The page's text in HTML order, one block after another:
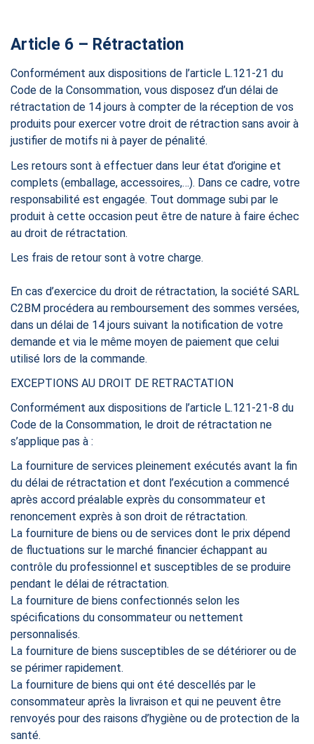
Article 6 – Rétractation
Conformément aux dispositions de l’article L.121-21 du
Code de la Consommation, vous disposez d’un délai de
rétractation de 14 jours à compter de la réception de vos
produits pour exercer votre droit de rétraction sans avoir à
justifier de motifs ni à payer de pénalité.
Les retours sont à effectuer dans leur état d’origine et
complets (emballage, accessoires,…). Dans ce cadre, votre
responsabilité est engagée. Tout dommage subi par le
produit à cette occasion peut être de nature à faire échec
au droit de rétractation.
Les frais de retour sont à votre charge.
En cas d’exercice du droit de rétractation, la société SARL
C2BM procédera au remboursement des sommes versées,
dans un délai de 14 jours suivant la notification de votre
demande et via le même moyen de paiement que celui
utilisé lors de la commande.
EXCEPTIONS AU DROIT DE RETRACTATION
Conformément aux dispositions de l’article L.121-21-8 du
Code de la Consommation, le droit de rétractation ne
s’applique pas à :
La fourniture de services pleinement exécutés avant la fin
du délai de rétractation et dont l’exécution a commencé
après accord préalable exprès du consommateur et
renoncement exprès à son droit de rétractation.
La fourniture de biens ou de services dont le prix dépend
de fluctuations sur le marché financier échappant au
contrôle du professionnel et susceptibles de se produire
pendant le délai de rétractation.
La fourniture de biens confectionnés selon les
spécifications du consommateur ou nettement
personnalisés.
La fourniture de biens susceptibles de se détériorer ou de
se périmer rapidement.
La fourniture de biens qui ont été descellés par le
consommateur après la livraison et qui ne peuvent être
renvoyés pour des raisons d’hygiène ou de protection de la
santé.